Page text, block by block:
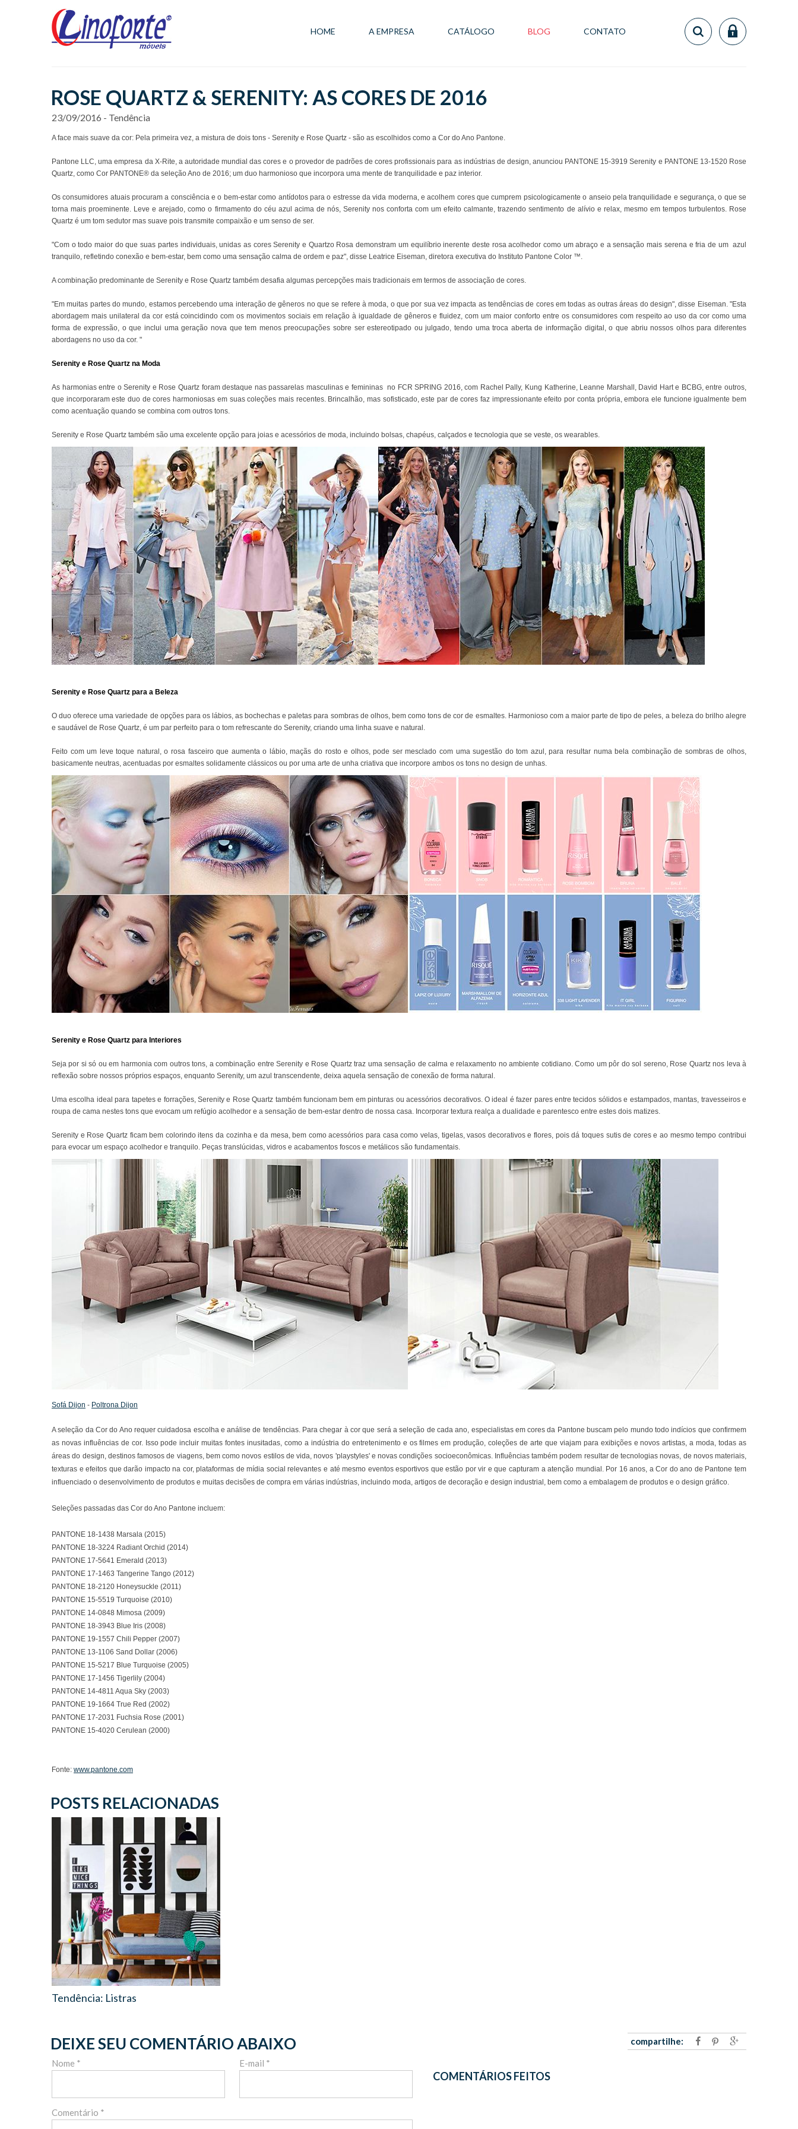
HOME A EMPRESA CATÁLOGO BLOG CONTATO
ROSE QUARTZ & SERENITY: AS CORES DE 2016
23/09/2016 - Tendência
A face mais suave da cor: Pela primeira vez, a mistura de dois tons - Serenity e Rose Quartz - são as escolhidos como a Cor do Ano Pantone.
Pantone LLC, uma empresa da X-Rite, a autoridade mundial das cores e o provedor de padrões de cores profissionais para as indústrias de design, anunciou PANTONE 15-3919 Serenity e PANTONE 13-1520 Rose
Quartz, como Cor PANTONE® da seleção Ano de 2016; um duo harmonioso que incorpora uma mente de tranquilidade e paz interior.
Os consumidores atuais procuram a consciência e o bem-estar como antídotos para o estresse da vida moderna, e acolhem cores que cumprem psicologicamente o anseio pela tranquilidade e segurança, o que se
torna mais proeminente. Leve e arejado, como o firmamento do céu azul acima de nós, Serenity nos conforta com um efeito calmante, trazendo sentimento de alívio e relax, mesmo em tempos turbulentos. Rose
Quartz é um tom sedutor mas suave pois transmite compaixão e um senso de ser.
"Com o todo maior do que suas partes individuais, unidas as cores Serenity e Quartzo Rosa demonstram um equilíbrio inerente deste rosa acolhedor como um abraço e a sensação mais serena e fria de um azul
tranquilo, refletindo conexão e bem-estar, bem como uma sensação calma de ordem e paz", disse Leatrice Eiseman, diretora executiva do Instituto Pantone Color ™.
A combinação predominante de Serenity e Rose Quartz também desafia algumas percepções mais tradicionais em termos de associação de cores.
"Em muitas partes do mundo, estamos percebendo uma interação de gêneros no que se refere à moda, o que por sua vez impacta as tendências de cores em todas as outras áreas do design", disse Eiseman. "Esta
abordagem mais unilateral da cor está coincidindo com os movimentos sociais em relação à igualdade de gêneros e fluidez, com um maior conforto entre os consumidores com respeito ao uso da cor como uma
forma de expressão, o que inclui uma geração nova que tem menos preocupações sobre ser estereotipado ou julgado, tendo uma troca aberta de informação digital, o que abriu nossos olhos para diferentes
abordagens no uso da cor. "
Serenity e Rose Quartz na Moda
As harmonias entre o Serenity e Rose Quartz foram destaque nas passarelas masculinas e femininas no FCR SPRING 2016, com Rachel Pally, Kung Katherine, Leanne Marshall, David Hart e BCBG, entre outros,
que incorporaram este duo de cores harmoniosas em suas coleções mais recentes. Brincalhão, mas sofisticado, este par de cores faz impressionante efeito por conta própria, embora ele funcione igualmente bem
como acentuação quando se combina com outros tons.
Serenity e Rose Quartz também são uma excelente opção para joias e acessórios de moda, incluindo bolsas, chapéus, calçados e tecnologia que se veste, os wearables.
Serenity e Rose Quartz para a Beleza
O duo oferece uma variedade de opções para os lábios, as bochechas e paletas para sombras de olhos, bem como tons de cor de esmaltes. Harmonioso com a maior parte de tipo de peles, a beleza do brilho alegre
e saudável de Rose Quartz, é um par perfeito para o tom refrescante do Serenity, criando uma linha suave e natural.
Feito com um leve toque natural, o rosa fasceiro que aumenta o lábio, maçãs do rosto e olhos, pode ser mesclado com uma sugestão do tom azul, para resultar numa bela combinação de sombras de olhos,
basicamente neutras, acentuadas por esmaltes solidamente clássicos ou por uma arte de unha criativa que incorpore ambos os tons no design de unhas.
Serenity e Rose Quartz para Interiores
Seja por si só ou em harmonia com outros tons, a combinação entre Serenity e Rose Quartz traz uma sensação de calma e relaxamento no ambiente cotidiano. Como um pôr do sol sereno, Rose Quartz nos leva à
reflexão sobre nossos próprios espaços, enquanto Serenity, um azul transcendente, deixa aquela sensação de conexão de forma natural.
Uma escolha ideal para tapetes e forrações, Serenity e Rose Quartz também funcionam bem em pinturas ou acessórios decorativos. O ideal é fazer pares entre tecidos sólidos e estampados, mantas, travesseiros e
roupa de cama nestes tons que evocam um refúgio acolhedor e a sensação de bem-estar dentro de nossa casa. Incorporar textura realça a dualidade e parentesco entre estes dois matizes.
Serenity e Rose Quartz ficam bem colorindo itens da cozinha e da mesa, bem como acessórios para casa como velas, tigelas, vasos decorativos e flores, pois dá toques sutis de cores e ao mesmo tempo contribui
para evocar um espaço acolhedor e tranquilo. Peças translúcidas, vidros e acabamentos foscos e metálicos são fundamentais.
Sofá Dijon - Poltrona Dijon
A seleção da Cor do Ano requer cuidadosa escolha e análise de tendências. Para chegar à cor que será a seleção de cada ano, especialistas em cores da Pantone buscam pelo mundo todo indícios que confirmem
as novas influências de cor. Isso pode incluir muitas fontes inusitadas, como a indústria do entretenimento e os filmes em produção, coleções de arte que viajam para exibições e novos artistas, a moda, todas as
áreas do design, destinos famosos de viagens, bem como novos estilos de vida, novos 'playstyles' e novas condições socioeconômicas. Influências também podem resultar de tecnologias novas, de novos materiais,
texturas e efeitos que darão impacto na cor, plataformas de mídia social relevantes e até mesmo eventos esportivos que estão por vir e que capturam a atenção mundial. Por 16 anos, a Cor do ano de Pantone tem
influenciado o desenvolvimento de produtos e muitas decisões de compra em várias indústrias, incluindo moda, artigos de decoração e design industrial, bem como a embalagem de produtos e o design gráfico.
Seleções passadas das Cor do Ano Pantone incluem:
PANTONE 18-1438 Marsala (2015)
PANTONE 18-3224 Radiant Orchid (2014)
PANTONE 17-5641 Emerald (2013)
PANTONE 17-1463 Tangerine Tango (2012)
PANTONE 18-2120 Honeysuckle (2011)
PANTONE 15-5519 Turquoise (2010)
PANTONE 14-0848 Mimosa (2009)
PANTONE 18-3943 Blue Iris (2008)
PANTONE 19-1557 Chili Pepper (2007)
PANTONE 13-1106 Sand Dollar (2006)
PANTONE 15-5217 Blue Turquoise (2005)
PANTONE 17-1456 Tigerlily (2004)
PANTONE 14-4811 Aqua Sky (2003)
PANTONE 19-1664 True Red (2002)
PANTONE 17-2031 Fuchsia Rose (2001)
PANTONE 15-4020 Cerulean (2000)
Fonte: www.pantone.com
POSTS RELACIONADAS
Tendência: Listras
compartilhe:
DEIXE SEU COMENTÁRIO ABAIXO
Nome * E-mail *
Comentário *
COMENTÁRIOS FEITOS